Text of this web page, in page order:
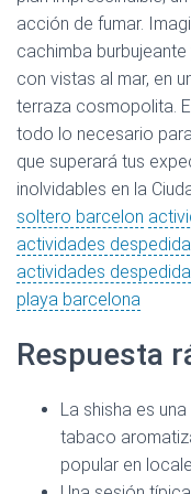
acción de fumar.
cachimba
con vistas al mar, en
terraza cosmopolita.
todo lo necesario
que superará tus
inolvidables en la
soltero barcelon
actividades
actividades
playa barcelona
Respuesta
La shisha es
tabaco
popular en